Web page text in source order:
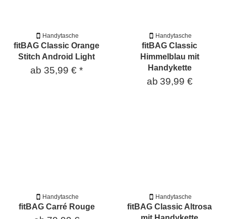
Handytasche
fitBAG Classic Orange
Stitch Android Light
ab 35,99 € *
Handytasche
fitBAG Classic
Himmelblau mit
Handykette
ab 39,99 €
Handytasche
fitBAG Carré Rouge
Handytasche
fitBAG Classic Altrosa